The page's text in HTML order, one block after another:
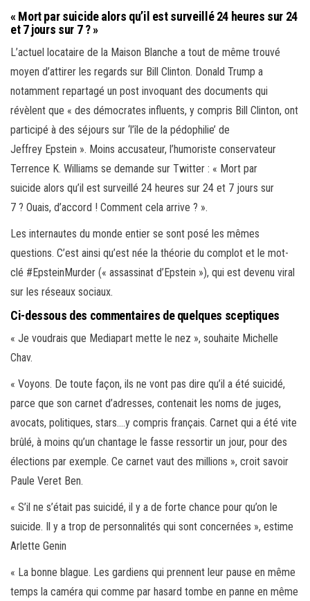
« Mort par suicide alors qu’il est surveillé 24 heures sur 24
et 7 jours sur 7 ? »
L’actuel locataire de la Maison Blanche a tout de même trouvé
moyen d’attirer les regards sur Bill Clinton. Donald Trump a
notamment repartagé un post invoquant des documents qui
révèlent que « des démocrates influents, y compris Bill Clinton, ont
participé à des séjours sur ‘l’île de la pédophilie’ de
Jeffrey Epstein ». Moins accusateur, l’humoriste conservateur
Terrence K. Williams se demande sur Twitter : « Mort par
suicide alors qu’il est surveillé 24 heures sur 24 et 7 jours sur
7 ? Ouais, d’accord ! Comment cela arrive ? ».
Les internautes du monde entier se sont posé les mêmes
questions. C’est ainsi qu’est née la théorie du complot et le mot-
clé #EpsteinMurder (« assassinat d’Epstein »), qui est devenu viral
sur les réseaux sociaux.
Ci-dessous des commentaires de quelques sceptiques
« Je voudrais que Mediapart mette le nez », souhaite Michelle
Chav.
« Voyons. De toute façon, ils ne vont pas dire qu’il a été suicidé,
parce que son carnet d’adresses, contenait les noms de juges,
avocats, politiques, stars….y compris français. Carnet qui a été vite
brûlé, à moins qu’un chantage le fasse ressortir un jour, pour des
élections par exemple. Ce carnet vaut des millions », croit savoir
Paule Veret Ben.
« S’il ne s’était pas suicidé, il y a de forte chance pour qu’on le
suicide. Il y a trop de personnalités qui sont concernées », estime
Arlette Genin
« La bonne blague. Les gardiens qui prennent leur pause en même
temps la caméra qui comme par hasard tombe en panne en même